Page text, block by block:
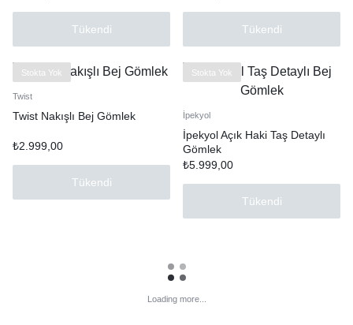
Tükendi Tükendi
Stokta Yok
Twist
Twist Nakışlı Bej Gömlek
₺2.999,00
Tükendi
Stokta Yok
İpekyol
İpekyol Açık Haki Taş Detaylı
Gömlek
₺5.999,00
Tükendi
Loading more...